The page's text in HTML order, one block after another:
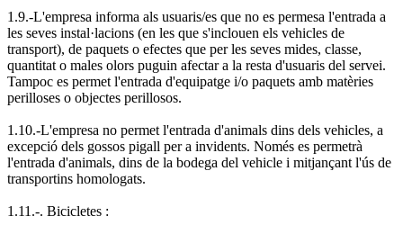
1.9.-L'empresa informa als usuaris/es que no es permesa l'entrada a
les seves instal·lacions (en les que s'inclouen els vehicles de
transport), de paquets o efectes que per les seves mides, classe,
quantitat o males olors puguin afectar a la resta d'usuaris del servei.
Tampoc es permet l'entrada d'equipatge i/o paquets amb matèries
perilloses o objectes perillosos.
1.10.-L'empresa no permet l'entrada d'animals dins dels vehicles, a
excepció dels gossos pigall per a invidents. Només es permetrà
l'entrada d'animals, dins de la bodega del vehicle i mitjançant l'ús de
transportins homologats.
1.11.-. Bicicletes :